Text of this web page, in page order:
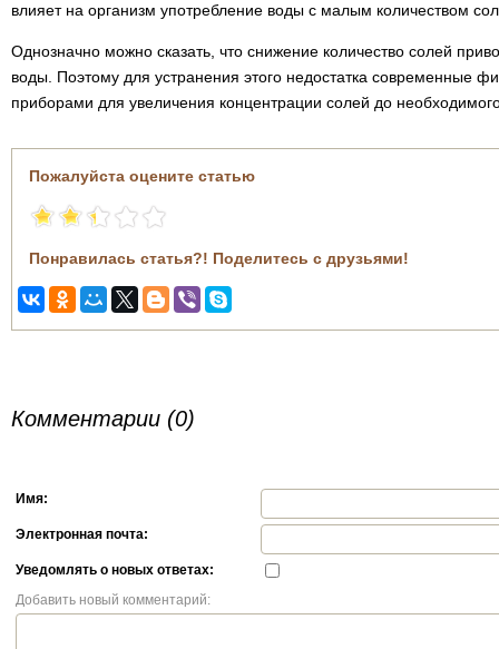
влияет на организм употребление воды с малым количеством
Однозначно можно сказать, что снижение количество солей
воды. Поэтому для устранения этого недостатка современные
приборами для увеличения концентрации солей до
Пожалуйста оцените статью
Понравилась статья?! Поделитесь с друзьями!
Комментарии (0)
Имя:
Электронная почта:
Уведомлять о новых ответах:
Добавить новый комментарий: